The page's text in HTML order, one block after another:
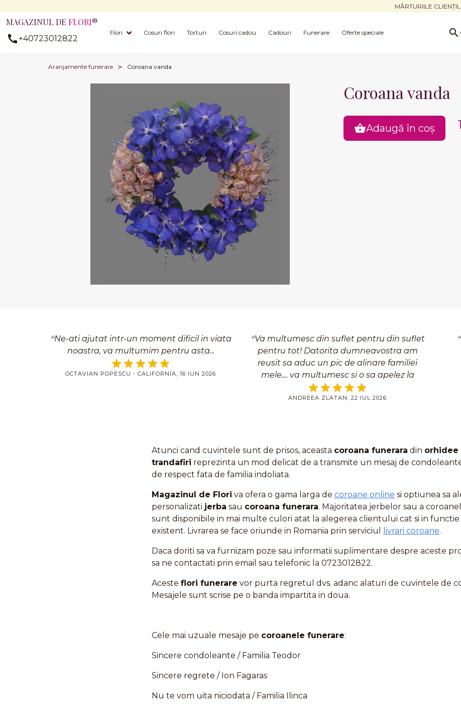
MĂRTURIILE
MAGAZINUL DE FLORI®
+40723012822
Flori Cosuri flori Torturi Cosuri cadou Cadouri Funerare Oferte speciale
Aranjamente funerare Coroana vanda
Coroana vanda
Adaugă în coș
Ne-ati ajutat intr-un moment dificil in viata
noastra, va multumim pentru asta
OCTAVIAN POPESCU - CALIFORNIA, 16 IUN 2026
Va multumesc din suflet pentru din suflet
pentru tot! Datorita dumneavostra am
reusit sa aduc un pic de alinare familiei
mele.... va multumesc si o sa apelez la
serviciile firmei dumnoeavostra si pentru
ocazii mai fericite! Pe curand
ANDREEA ZLATAN, 22 IUL 2026
Atunci cand cuvintele sunt de prisos, aceasta coroana funerara din orhidee
trandafiri reprezinta un mod delicat de a transmite un mesaj de
de respect fata de familia indoliata.
Magazinul de Flori va ofera o gama larga de coroane online si optiunea sa
personalizati jerba sau coroana funerara. Majoritatea jerbelor sau a
sunt disponibile in mai multe culori atat la alegerea clientului cat si in functie
existent. Livrarea se face oriunde in Romania prin serviciul
livrari coroane.
Daca doriti sa va furnizam poze sau informatii suplimentare despre aceste
sa ne contactati prin email sau telefonic la 0723012822.
Aceste flori funerare vor purta regretul dvs. adanc alaturi de cuvintele de
Mesajele sunt scrise pe o banda impartita in doua.
Cele mai uzuale mesaje pe coroanele funerare:
Sincere condoleante / Familia Teodor
Sincere regrete / Ion Fagaras
Nu te vom uita niciodata / Familia Ilinca